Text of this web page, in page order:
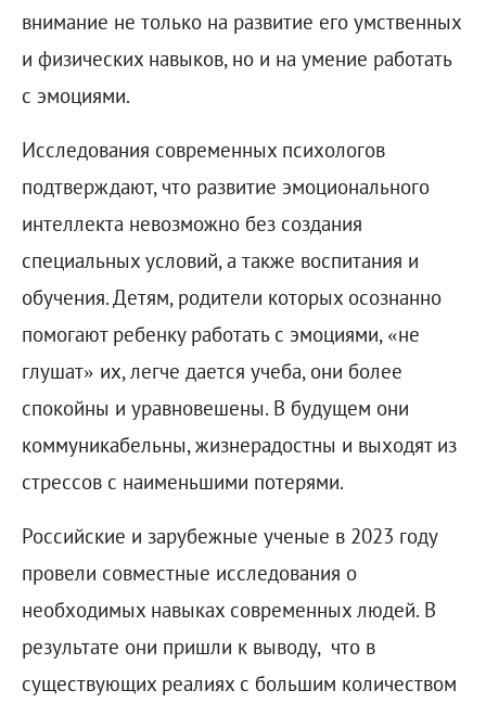
внимание не только на развитие его умственных
и физических навыков, но и на умение работать
с эмоциями.
Исследования современных психологов
подтверждают, что развитие эмоционального
интеллекта невозможно без создания
специальных условий, а также воспитания и
обучения. Детям, родители которых осознанно
помогают ребенку работать с эмоциями, «не
глушат» их, легче дается учеба, они более
спокойны и уравновешены. В будущем они
коммуникабельны, жизнерадостны и выходят из
стрессов с наименьшими потерями.
Российские и зарубежные ученые в 2023 году
провели совместные исследования о
необходимых навыках современных людей. В
результате они пришли к выводу, что в
существующих реалиях с большим количеством